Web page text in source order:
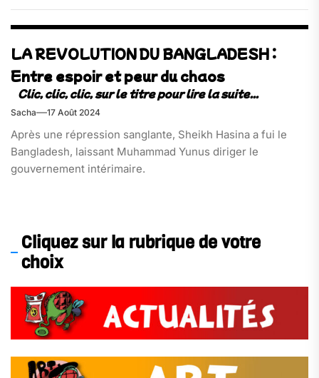
LA REVOLUTION DU BANGLADESH :
Entre espoir et peur du chaos
Sacha 17 Août 2024
Après une répression sanglante, Sheikh Hasina a fui le
Bangladesh, laissant Muhammad Yunus diriger le
gouvernement intérimaire.
Cliquez sur la rubrique de votre
choix